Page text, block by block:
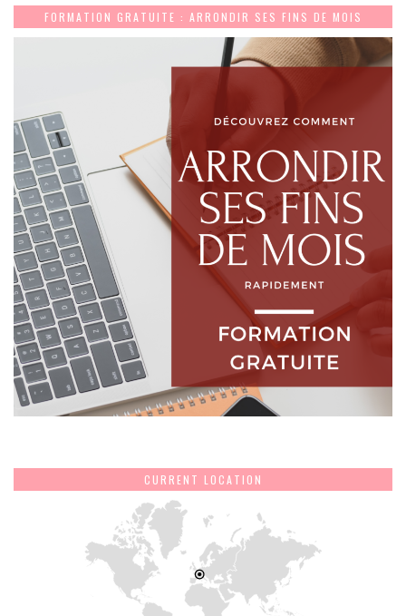
FORMATION GRATUITE : ARRONDIR SES FINS DE MOIS
CURRENT LOCATION